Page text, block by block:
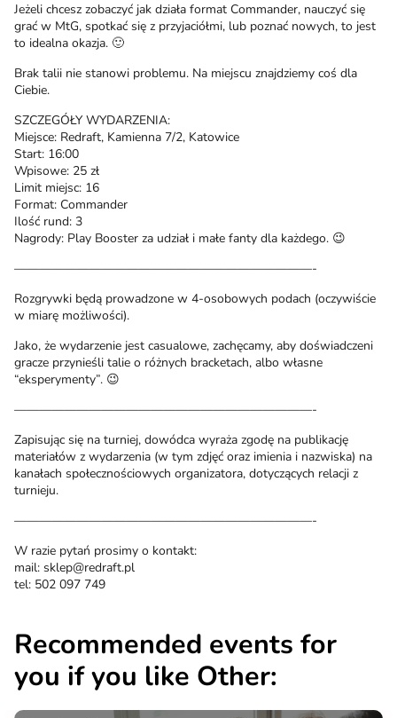
Jeżeli chcesz zobaczyć jak działa format Commander, nauczyć się
grać w MtG, spotkać się z przyjaciółmi, lub poznać nowych, to jest
to idealna okazja. 🙂
Brak talii nie stanowi problemu. Na miejscu znajdziemy coś dla
Ciebie.
SZCZEGÓŁY WYDARZENIA:
Miejsce: Redraft, Kamienna 7/2, Katowice
Start: 16:00
Wpisowe: 25 zł
Limit miejsc: 16
Format: Commander
Ilość rund: 3
Nagrody: Play Booster za udział i małe fanty dla każdego. 😉
————————————————————————-
Rozgrywki będą prowadzone w 4-osobowych podach (oczywiście
w miarę możliwości).
Jako, że wydarzenie jest casualowe, zachęcamy, aby doświadczeni
gracze przynieśli talie o różnych bracketach, albo własne
“eksperymenty”. 😉
————————————————————————-
Zapisując się na turniej, dowódca wyraża zgodę na publikację
materiałów z wydarzenia (w tym zdjęć oraz imienia i nazwiska) na
kanałach społecznościowych organizatora, dotyczących relacji z
turnieju.
————————————————————————-
W razie pytań prosimy o kontakt:
mail: sklep@redraft.pl
tel: 502 097 749
Recommended events for
you if you like Other: